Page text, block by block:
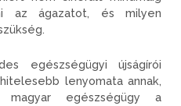
az ágazatot, és milyen
egészségügyi újságírói
lenyomata annak,
egészségügy a